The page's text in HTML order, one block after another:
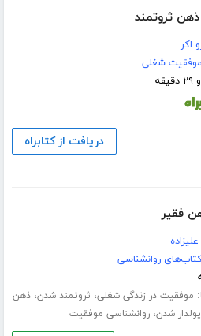
ثروتمند
اکر
موفقیت شغلی
دریافت از کتابراه
فقیر
روانشناسی
موفقیت در زندگی شغلی، ثروتمند شدن،ذهن
پولدار شدن،روانشناسی موفقیت